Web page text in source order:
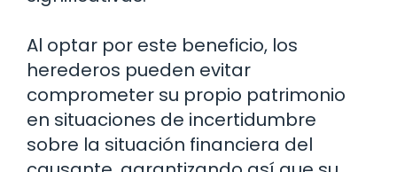
Al optar por este beneficio, los
herederos pueden evitar
comprometer su propio patrimonio
en situaciones de incertidumbre
sobre la situación financiera del